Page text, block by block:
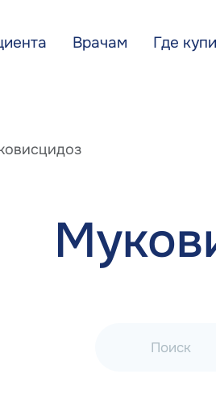
Врачам
Где
Поиск